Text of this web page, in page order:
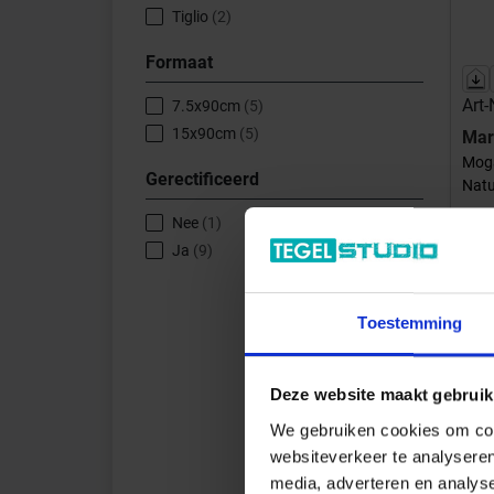
Toestemming
Deze website maakt
We gebruiken cookies om
websiteverkeer te
media, adverteren en
Tiglio (2)
Formaat
7.5x90cm (5)
15x90cm (5)
Gerectificeerd
Nee (1)
Ja (9)
Art-